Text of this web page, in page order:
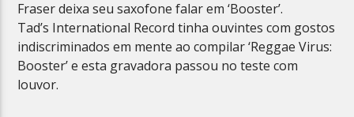
Fraser deixa seu saxofone falar em ‘Booster’.
Tad’s International Record tinha ouvintes com gostos
indiscriminados em mente ao compilar‘Reggae Virus:
Booster’ e esta gravadora passou no teste com
louvor.